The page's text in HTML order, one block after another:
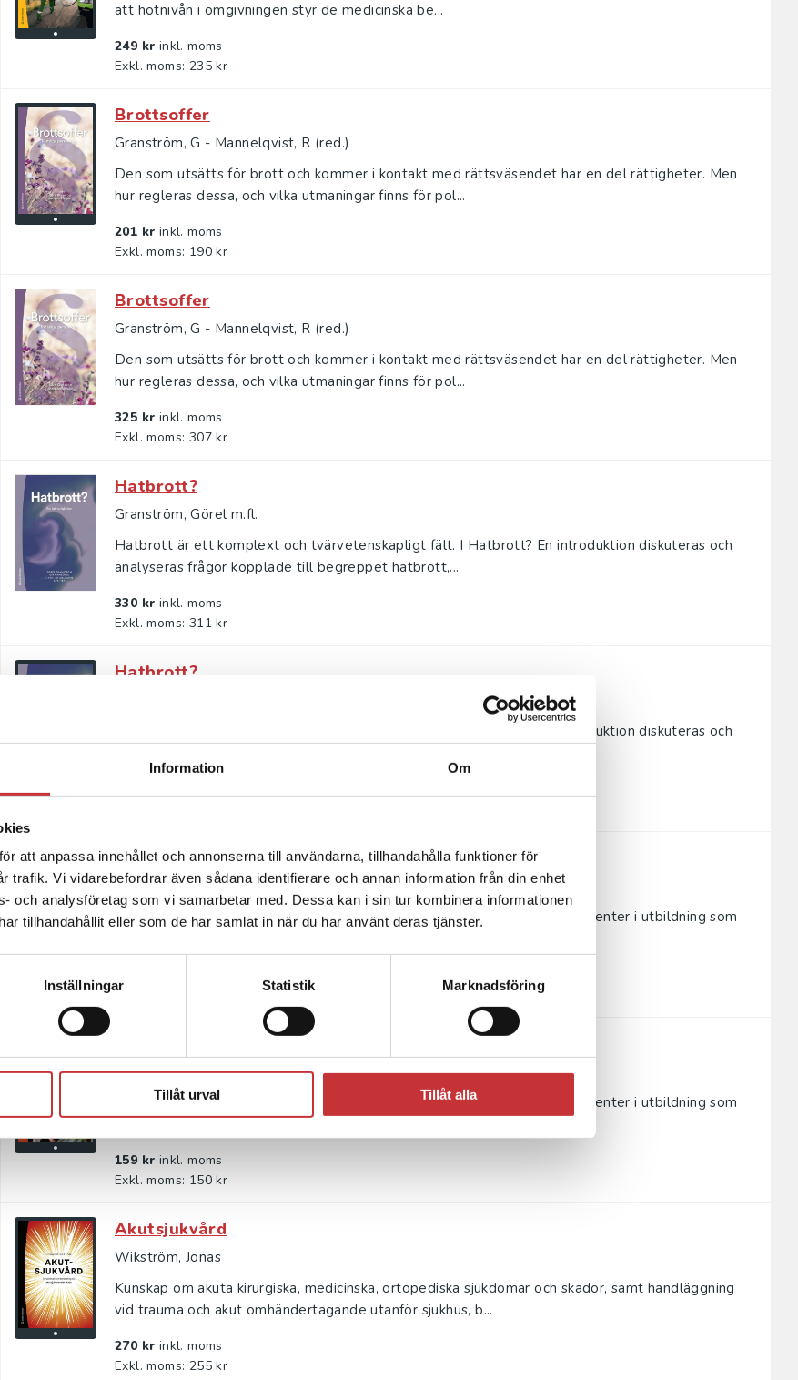
Information Om
att anpassa innehållet och annonserna till användarna, tillhandahålla funktioner för
trafik. Vi vidarebefordrar även sådana identifierare och annan information från din enhet
och analysföretag som vi samarbetar med. Dessa kan i sin tur kombinera informationen
tillhandahållit eller som de har samlat in när du har använt deras tjänster.
Inställningar Statistik Marknadsföring
Tillåt urval Tillåt alla
att hotnivån i omgivningen styr de medicinska be...
249 kr inkl. moms
Exkl. moms: 235 kr
Brottsoffer
Granström, G - Mannelqvist, R (red.)
Den som utsätts för brott och kommer i kontakt med rättsväsendet har en del rättigheter. Men
hur regleras dessa, och vilka utmaningar finns för pol...
201 kr inkl. moms
Exkl. moms: 190 kr
Brottsoffer
Granström, G - Mannelqvist, R (red.)
Den som utsätts för brott och kommer i kontakt med rättsväsendet har en del rättigheter. Men
hur regleras dessa, och vilka utmaningar finns för pol...
325 kr inkl. moms
Exkl. moms: 307 kr
Hatbrott?
Granström, Görel m.fl.
Hatbrott är ett komplext och tvärvetenskapligt fält. I Hatbrott? En introduktion diskuteras och
analyseras frågor kopplade till begreppet hatbrott,...
330 kr inkl. moms
Exkl. moms: 311 kr
Hatbrott?
Hatbrott är ett komplext och tvärvetenskapligt fält. I Hatbrott? En introduktion diskuteras och
Skrivande polis
Ask, Sofia
Skrivande polis är en handbok i skrivande som riktar sig till såväl polisstudenter i utbildning som
Exkl. moms: 241 kr
Ask, Sofia
Skrivande polis är en handbok i skrivande som riktar sig till såväl polisstudenter i utbildning som
159 kr inkl. moms
Exkl. moms: 150 kr
Akutsjukvård
Wikström, Jonas
Kunskap om akuta kirurgiska, medicinska, ortopediska sjukdomar och skador, samt handläggning
vid trauma och akut omhändertagande utanför sjukhus, b...
270 kr inkl. moms
Exkl. moms: 255 kr